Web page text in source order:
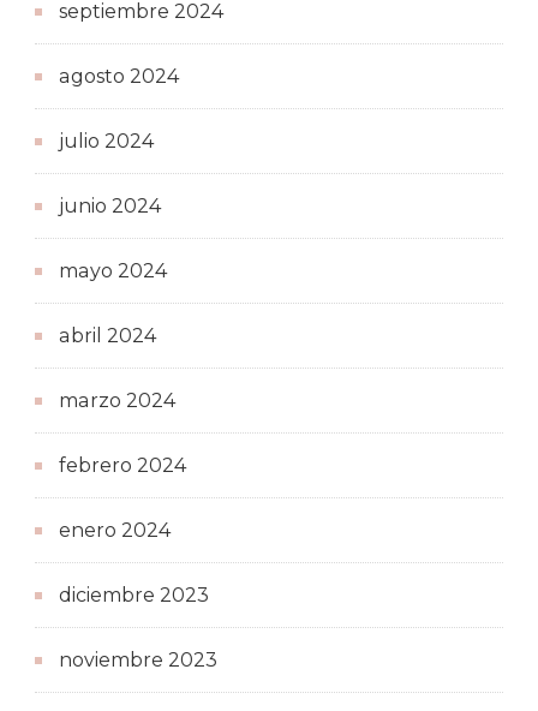
septiembre 2024
agosto 2024
julio 2024
junio 2024
mayo 2024
abril 2024
marzo 2024
febrero 2024
enero 2024
diciembre 2023
noviembre 2023